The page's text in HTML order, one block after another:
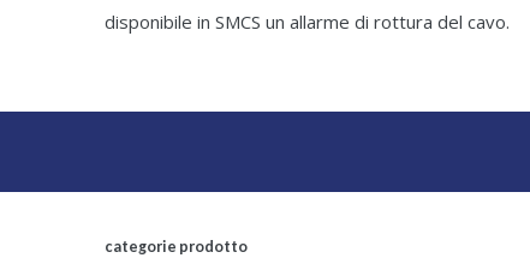
disponibile in SMCS un allarme di rottura del cavo.
categorie prodotto